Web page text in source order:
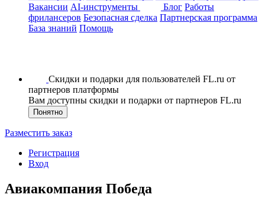
Вакансии AI-инструменты Блог Работы
фрилансеров Безопасная сделка Партнерская программа
База знаний Помощь
Скидки и подарки для пользователей FL.ru от
партнеров платформы
Вам доступны скидки и подарки от партнеров FL.ru
Понятно
Разместить заказ
Регистрация
Вход
Авиакомпания Победа